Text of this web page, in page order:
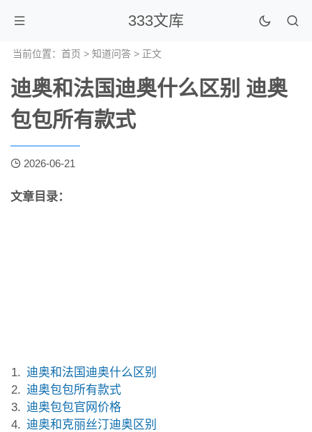
333文库
当前位置： 首页 > 知道问答 > 正文
迪奥和法国迪奥什么区别 迪奥
包包所有款式
2026-06-21
文章目录：
迪奥和法国迪奥什么区别
迪奥包包所有款式
迪奥包包官网价格
迪奥和克丽丝汀迪奥区别